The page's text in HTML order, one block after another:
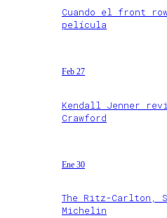
Cuando el front
película
Feb 27
Kendall Jenner
Crawford
Ene 30
The Ritz-Carlton,
Michelin